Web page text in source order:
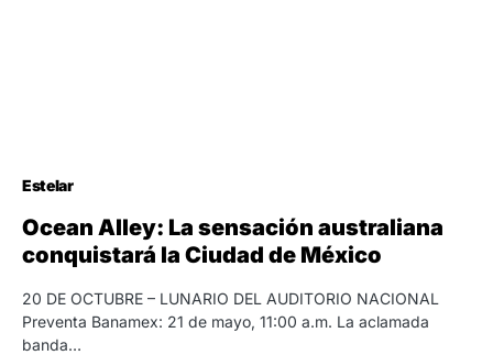
Estelar
Ocean Alley: La sensación australiana
conquistará la Ciudad de México
20 DE OCTUBRE – LUNARIO DEL AUDITORIO NACIONAL
Preventa Banamex: 21 de mayo, 11:00 a.m. La aclamada
banda…